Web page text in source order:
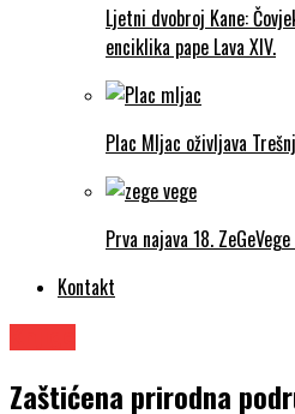
Ljetni dvobroj Kane:
enciklika pape Lava XIV.
Plac Mljac oživljava
Prva najava 18.
Kontakt
Zaštićena prirodna